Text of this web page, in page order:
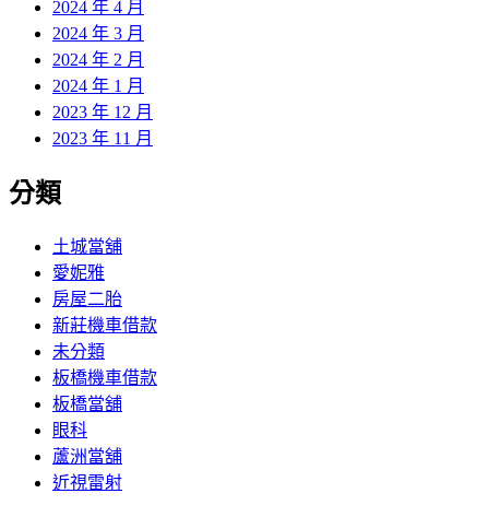
2024 年 4 月
2024 年 3 月
2024 年 2 月
2024 年 1 月
2023 年 12 月
2023 年 11 月
分類
土城當舖
愛妮雅
房屋二胎
新莊機車借款
未分類
板橋機車借款
板橋當舖
眼科
蘆洲當舖
近視雷射